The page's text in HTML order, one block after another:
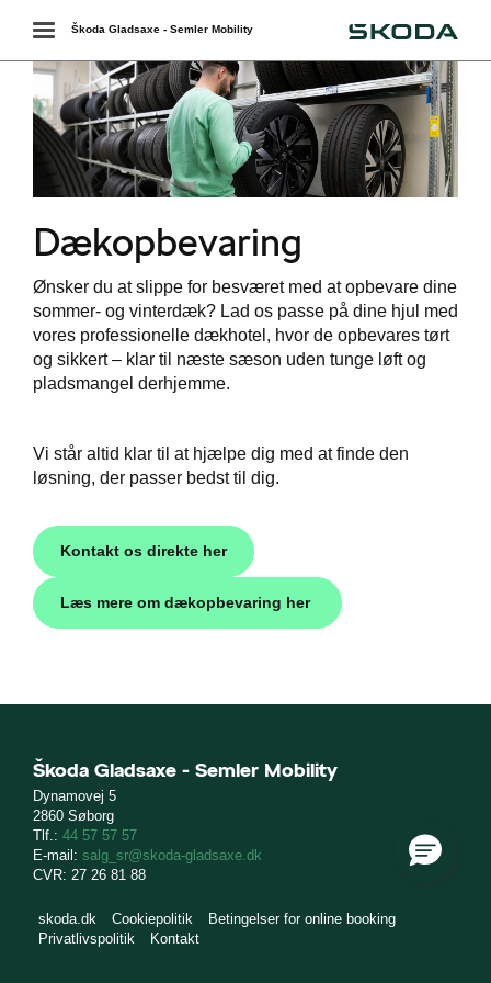
Toggle
navigation
Škoda Gladsaxe - Semler Mobility
Dækopbevaring
Ønsker du at slippe for besværet med at opbevare dine
sommer- og vinterdæk? Lad os passe på dine hjul med
vores professionelle dækhotel, hvor de opbevares tørt
og sikkert – klar til næste sæson uden tunge løft og
pladsmangel derhjemme.
Vi står altid klar til at hjælpe dig med at finde den
løsning, der passer bedst til dig.
Kontakt os direkte her
Læs mere om dækopbevaring her
Škoda Gladsaxe - Semler Mobility
Dynamovej 5
2860 Søborg
Tlf.: 44 57 57 57
E-mail: salg_sr@skoda-gladsaxe.dk
CVR: 27 26 81 88
skoda.dk Cookiepolitik
Betingelser for online booking
Privatlivspolitik
Kontakt